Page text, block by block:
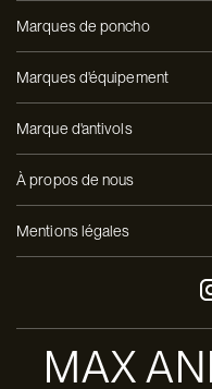
Marques de poncho
Marques d'équipement
Marque d'antivols
À propos de nous
Mentions légales
MAX